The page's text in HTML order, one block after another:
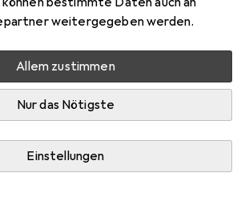
weitergegeben werden.
Allem zustimmen
Nur das Nötigste
Einstellungen
8 und Di, 18-8 geliefert
In den Warenkorb
ab 30,– i